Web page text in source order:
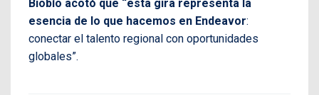
Biobío acotó que “esta gira representa la
esencia de lo que hacemos en Endeavor:
conectar el talento regional con oportunidades
globales”.